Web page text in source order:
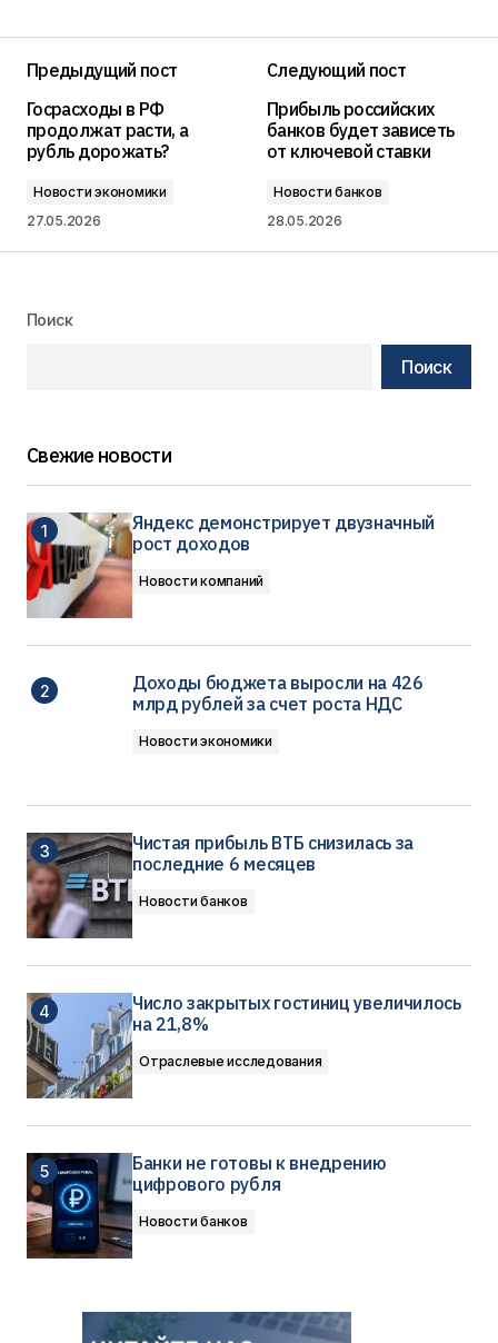
Предыдущий пост
Госрасходы в РФ
продолжат расти, а
рубль дорожать?
Новости экономики
27.05.2026
Следующий пост
Прибыль российских
банков будет зависеть
от ключевой ставки
Новости банков
28.05.2026
Поиск
Поиск
Свежие новости
Яндекс демонстрирует двузначный
рост доходов
Новости компаний
Доходы бюджета выросли на 426
млрд рублей за счет роста НДС
Новости экономики
Чистая прибыль ВТБ снизилась за
последние 6 месяцев
Новости банков
Число закрытых гостиниц увеличилось
на 21,8%
Отраслевые исследования
Банки не готовы к внедрению
цифрового рубля
Новости банков